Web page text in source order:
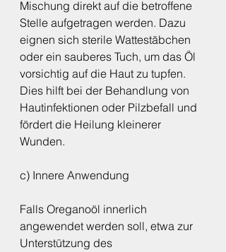
Mischung direkt auf die betroffene
Stelle aufgetragen werden. Dazu
eignen sich sterile Wattestäbchen
oder ein sauberes Tuch, um das Öl
vorsichtig auf die Haut zu tupfen.
Dies hilft bei der Behandlung von
Hautinfektionen oder Pilzbefall und
fördert die Heilung kleinerer
Wunden.
c) Innere Anwendung
Falls Oreganoöl innerlich
angewendet werden soll, etwa zur
Unterstützung des